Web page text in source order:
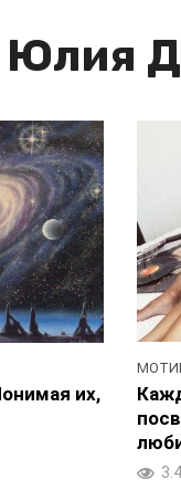
Юлия
их,